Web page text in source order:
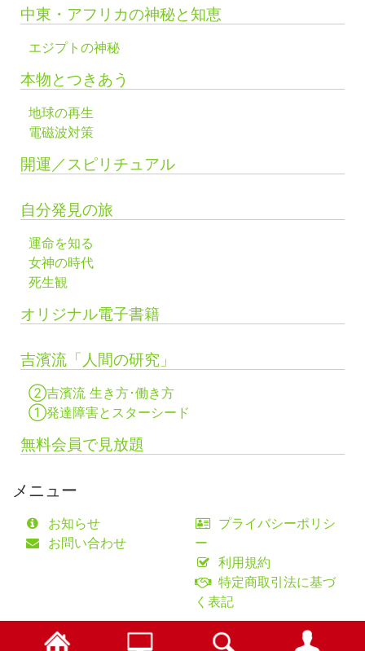
中東・アフリカの神秘と知恵
エジプトの神秘
本物とつきあう
地球の再生
電磁波対策
開運／スピリチュアル
自分発見の旅
運命を知る
女神の時代
死生観
オリジナル電子書籍
吉濱流「人間の研究」
②吉濱流 生き方･働き方
①発達障害とスターシード
無料会員で見放題
メニュー
お知らせ
お問い合わせ
プライバシーポリシ
ー
利用規約
特定商取引法に基づ
く表記
©fifty-one collaborations Co.,Ltd.